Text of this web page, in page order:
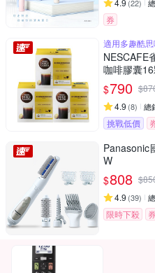
4.9 (22)
券
適用多趣酷
NESCAFE
咖啡膠囊
$790 $
4.9 (8) 總
挑戰低價
Panasonic
W
$808 $
4.9 (39)
限時下殺 券